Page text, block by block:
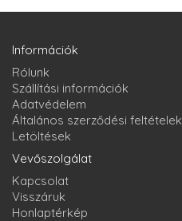
Információk
Rólunk
Szállítási információk
Adatvédelem
Általános szerződési feltételek
Letöltések
Vevőszolgálat
Kapcsolat
Visszáruk
Honlaptérkép